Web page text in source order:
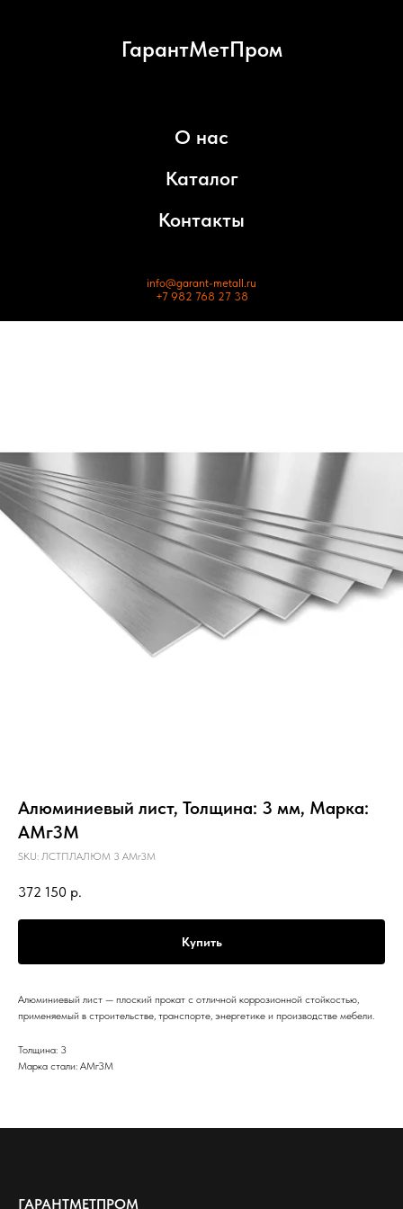
ГарантМетПром
О нас
Каталог
Контакты
info@garant-metall.ru
+7 982 768 27 38
Алюминиевый лист, Толщина: 3 мм, Марка:
АМг3М
SKU: ЛСТПЛАЛЮМ 3 АМг3М
372 150 р.
Купить
Алюминиевый лист — плоский прокат с отличной коррозионной стойкостью,
применяемый в строительстве, транспорте, энергетике и производстве мебели.
Толщина: 3
Марка стали: АМг3М
ГАРАНТМЕТПРОМ